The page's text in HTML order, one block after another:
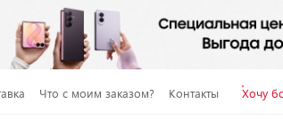
Что с моим заказом? Контакты Хочу